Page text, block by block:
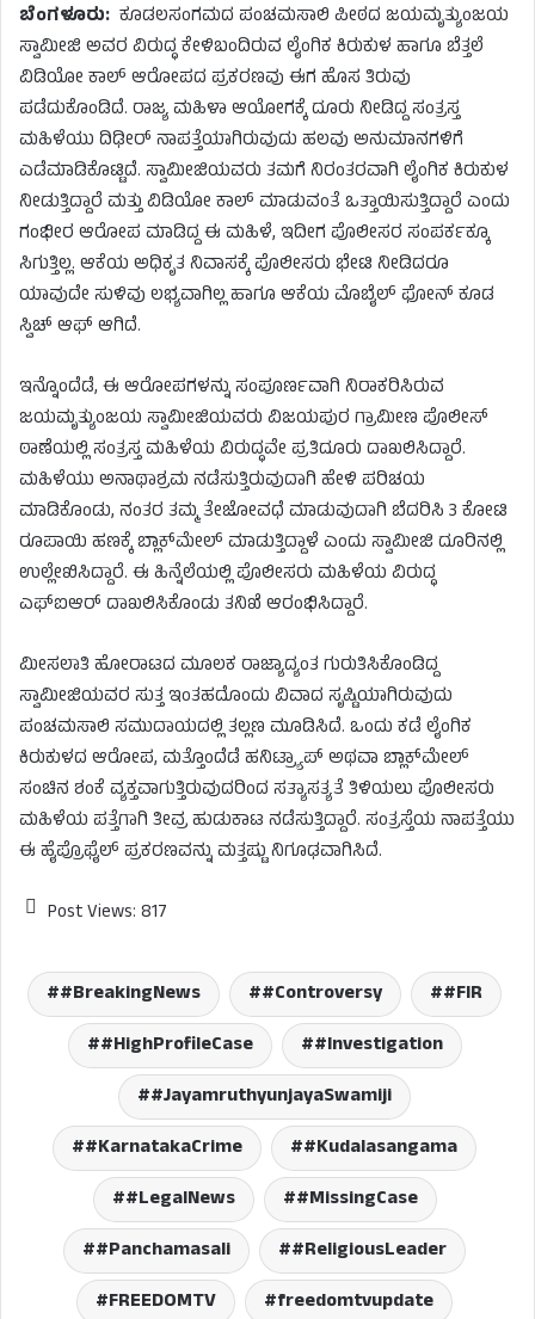
ಬೆಂಗಳೂರು: ಕೂಡಲಸಂಗಮದ ಪಂಚಮಸಾಲಿ ಪೀಠದ ಜಯಮೃತ್ಯುಂಜಯ
ಸ್ವಾಮೀಜಿ ಅವರ ವಿರುದ್ಧ ಕೇಳಿಬಂದಿರುವ ಲೈಂಗಿಕ ಕಿರುಕುಳ ಹಾಗೂ ಬೆತ್ತಲೆ
ವಿಡಿಯೋ ಕಾಲ್ ಆರೋಪದ ಪ್ರಕರಣವು ಈಗ ಹೊಸ ತಿರುವು
ಪಡೆದುಕೊಂಡಿದೆ. ರಾಜ್ಯ ಮಹಿಳಾ ಆಯೋಗಕ್ಕೆ ದೂರು ನೀಡಿದ್ದ ಸಂತ್ರಸ್ತ
ಮಹಿಳೆಯು ದಿಢೀರ್ ನಾಪತ್ತೆಯಾಗಿರುವುದು ಹಲವು ಅನುಮಾನಗಳಿಗೆ
ಎಡೆಮಾಡಿಕೊಟ್ಟಿದೆ. ಸ್ವಾಮೀಜಿಯವರು ತಮಗೆ ನಿರಂತರವಾಗಿ ಲೈಂಗಿಕ ಕಿರುಕುಳ
ನೀಡುತ್ತಿದ್ದಾರೆ ಮತ್ತು ವಿಡಿಯೋ ಕಾಲ್ ಮಾಡುವಂತೆ ಒತ್ತಾಯಿಸುತ್ತಿದ್ದಾರೆ ಎಂದು
ಗಂಭೀರ ಆರೋಪ ಮಾಡಿದ್ದ ಈ ಮಹಿಳೆ, ಇದೀಗ ಪೊಲೀಸರ ಸಂಪರ್ಕಕ್ಕೂ
ಸಿಗುತ್ತಿಲ್ಲ. ಆಕೆಯ ಅಧಿಕೃತ ನಿವಾಸಕ್ಕೆ ಪೊಲೀಸರು ಭೇಟಿ ನೀಡಿದರೂ
ಯಾವುದೇ ಸುಳಿವು ಲಭ್ಯವಾಗಿಲ್ಲ ಹಾಗೂ ಆಕೆಯ ಮೊಬೈಲ್ ಫೋನ್ ಕೂಡ
ಸ್ವಿಚ್ ಆಫ್ ಆಗಿದೆ.
ಇನ್ನೊಂದೆಡೆ, ಈ ಆರೋಪಗಳನ್ನು ಸಂಪೂರ್ಣವಾಗಿ ನಿರಾಕರಿಸಿರುವ
ಜಯಮೃತ್ಯುಂಜಯ ಸ್ವಾಮೀಜಿಯವರು ವಿಜಯಪುರ ಗ್ರಾಮೀಣ ಪೊಲೀಸ್
ಠಾಣೆಯಲ್ಲಿ ಸಂತ್ರಸ್ತ ಮಹಿಳೆಯ ವಿರುದ್ಧವೇ ಪ್ರತಿದೂರು ದಾಖಲಿಸಿದ್ದಾರೆ.
ಮಹಿಳೆಯು ಅನಾಥಾಶ್ರಮ ನಡೆಸುತ್ತಿರುವುದಾಗಿ ಹೇಳಿ ಪರಿಚಯ
ಮಾಡಿಕೊಂಡು, ನಂತರ ತಮ್ಮ ತೇಜೋವಧೆ ಮಾಡುವುದಾಗಿ ಬೆದರಿಸಿ 3 ಕೋಟಿ
ರೂಪಾಯಿ ಹಣಕ್ಕೆ ಬ್ಲಾಕ್‌ಮೇಲ್ ಮಾಡುತ್ತಿದ್ದಾಳೆ ಎಂದು ಸ್ವಾಮೀಜಿ ದೂರಿನಲ್ಲಿ
ಉಲ್ಲೇಖಿಸಿದ್ದಾರೆ. ಈ ಹಿನ್ನೆಲೆಯಲ್ಲಿ ಪೊಲೀಸರು ಮಹಿಳೆಯ ವಿರುದ್ಧ
ಎಫ್‌ಐಆರ್ ದಾಖಲಿಸಿಕೊಂಡು ತನಿಖೆ ಆರಂಭಿಸಿದ್ದಾರೆ.
ಮೀಸಲಾತಿ ಹೋರಾಟದ ಮೂಲಕ ರಾಜ್ಯಾದ್ಯಂತ ಗುರುತಿಸಿಕೊಂಡಿದ್ದ
ಸ್ವಾಮೀಜಿಯವರ ಸುತ್ತ ಇಂತಹದೊಂದು ವಿವಾದ ಸೃಷ್ಟಿಯಾಗಿರುವುದು
ಪಂಚಮಸಾಲಿ ಸಮುದಾಯದಲ್ಲಿ ತಲ್ಲಣ ಮೂಡಿಸಿದೆ. ಒಂದು ಕಡೆ ಲೈಂಗಿಕ
ಕಿರುಕುಳದ ಆರೋಪ, ಮತ್ತೊಂದೆಡೆ ಹನಿಟ್ರ್ಯಾಪ್ ಅಥವಾ ಬ್ಲಾಕ್‌ಮೇಲ್
ಸಂಚಿನ ಶಂಕೆ ವ್ಯಕ್ತವಾಗುತ್ತಿರುವುದರಿಂದ ಸತ್ಯಾಸತ್ಯತೆ ತಿಳಿಯಲು ಪೊಲೀಸರು
ಮಹಿಳೆಯ ಪತ್ತೆಗಾಗಿ ತೀವ್ರ ಹುಡುಕಾಟ ನಡೆಸುತ್ತಿದ್ದಾರೆ. ಸಂತ್ರಸ್ತೆಯ ನಾಪತ್ತೆಯು
ಈ ಹೈಪ್ರೊಫೈಲ್ ಪ್ರಕರಣವನ್ನು ಮತ್ತಷ್ಟು ನಿಗೂಢವಾಗಿಸಿದೆ.
Post Views: 817
#BreakingNews #Controversy
#FIR
#HighProfileCase
#Investigation
#JayamruthyunjayaSwamiji
#KarnatakaCrime
#Kudalasangama
#LegalNews
#MissingCase
#Panchamasali
#ReligiousLeader
FREEDOMTV
freedomtvupdate